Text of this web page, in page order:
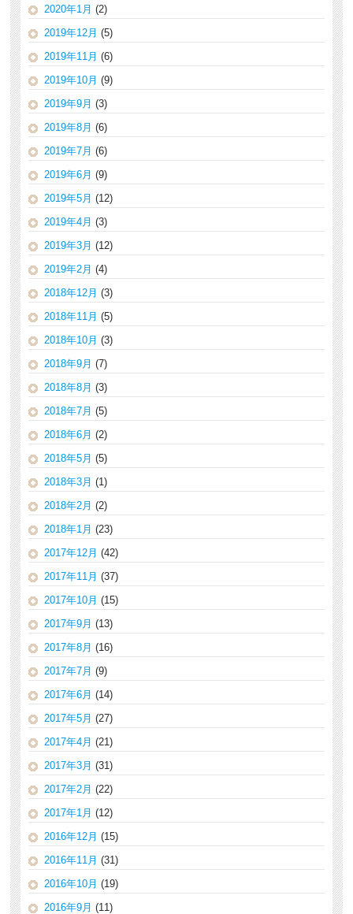
2020年1月 (2)
2019年12月 (5)
2019年11月 (6)
2019年10月 (9)
2019年9月 (3)
2019年8月 (6)
2019年7月 (6)
2019年6月 (9)
2019年5月 (12)
2019年4月 (3)
2019年3月 (12)
2019年2月 (4)
2018年12月 (3)
2018年11月 (5)
2018年10月 (3)
2018年9月 (7)
2018年8月 (3)
2018年7月 (5)
2018年6月 (2)
2018年5月 (5)
2018年3月 (1)
2018年2月 (2)
2018年1月 (23)
2017年12月 (42)
2017年11月 (37)
2017年10月 (15)
2017年9月 (13)
2017年8月 (16)
2017年7月 (9)
2017年6月 (14)
2017年5月 (27)
2017年4月 (21)
2017年3月 (31)
2017年2月 (22)
2017年1月 (12)
2016年12月 (15)
2016年11月 (31)
2016年10月 (19)
2016年9月 (11)